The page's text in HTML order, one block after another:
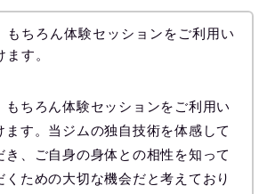
もちろん体験セッションをご利用い
ます。
もちろん体験セッションをご利用い
ます。当ジムの独自技術を体感して
き、ご自身の身体との相性を知って
くための大切な機会だと考えており